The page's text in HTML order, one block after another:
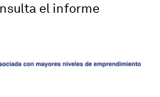
el informe